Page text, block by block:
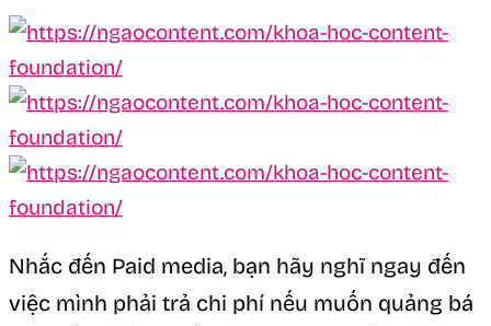
Nhắc đến Paid media, bạn hãy nghĩ ngay đến
việc mình phải trả chi phí nếu muốn quảng bá